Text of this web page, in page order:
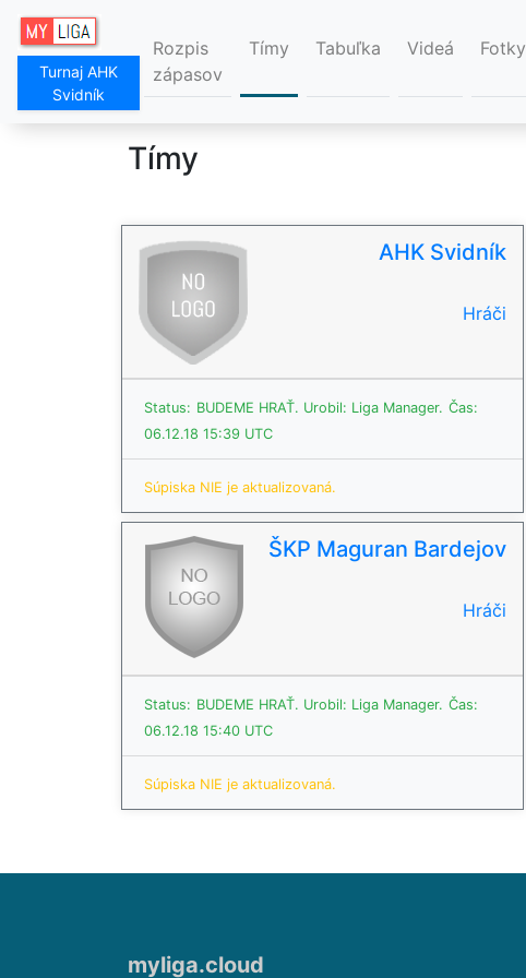
Turnaj AHK
Svidník
Rozpis
zápasov
Tímy Tabuľka Videá Fotky
Tímy
AHK Svidník
Hráči
Status: BUDEME HRAŤ. Urobil: Liga Manager. Čas:
06.12.18 15:39 UTC
Súpiska NIE je aktualizovaná.
ŠKP Maguran Bardejov
Hráči
Status: BUDEME HRAŤ. Urobil: Liga Manager. Čas:
06.12.18 15:40 UTC
Súpiska NIE je aktualizovaná.
myliga.cloud